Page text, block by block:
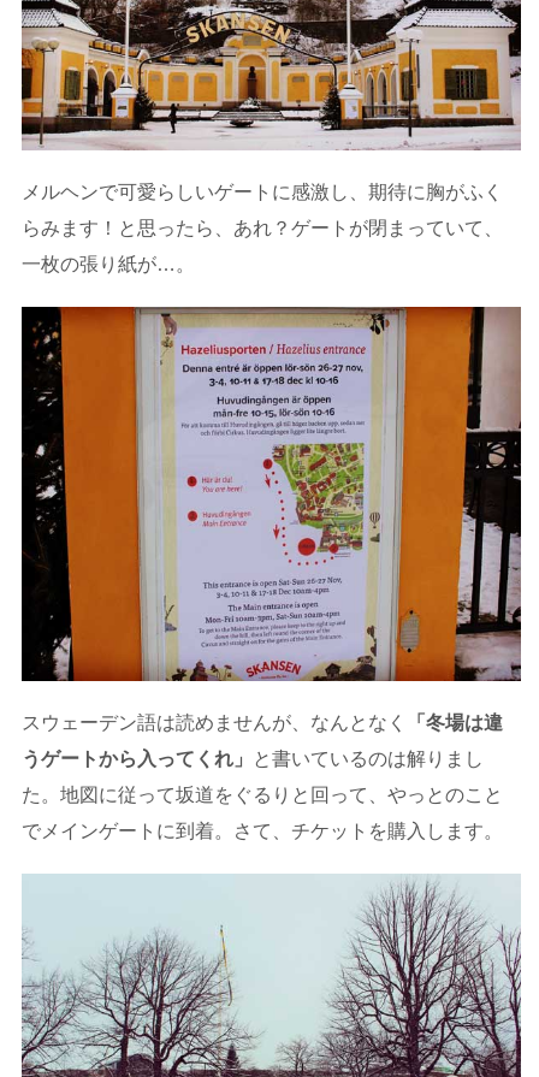
メルヘンで可愛らしいゲートに感激し、期待に胸がふく
らみます！と思ったら、あれ？ゲートが閉まっていて、
一枚の張り紙が…。
スウェーデン語は読めませんが、なんとなく
「冬場は違
うゲートから入ってくれ」
と書いているのは解りまし
た。地図に従って坂道をぐるりと回って、やっとのこと
でメインゲートに到着。さて、チケットを購入します。